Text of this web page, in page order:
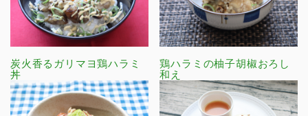
炭火香るガリマヨ鶏ハラミ
丼
鶏ハラミの柚子胡椒おろし
和え